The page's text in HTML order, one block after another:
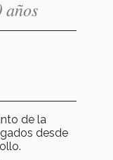
años
de la
desde